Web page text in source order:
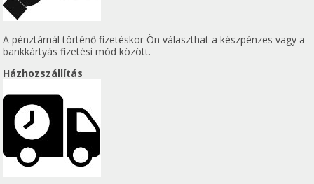
A pénztárnál történő fizetéskor Ön választhat a készpénzes vagy a
bankkártyás fizetési mód között.
Házhozszállítás